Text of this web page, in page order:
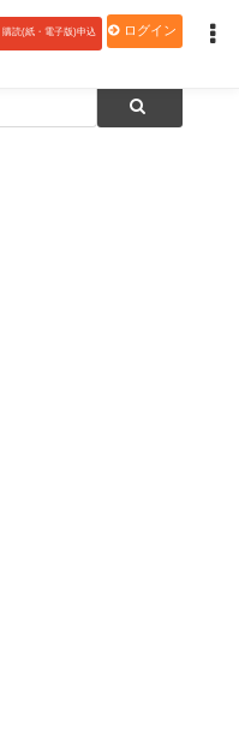
購読(紙・電子版)申込 ログイン
、オンライン「お茶の間 島留